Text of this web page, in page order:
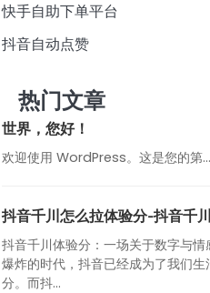
快手自助下单平台
抖音自动点赞
热门文章
世界，您好！
欢迎使用 WordPress。这是您的第…
抖音千川怎么拉体验分-抖音千
抖音千川体验分：一场关于数字与
爆炸的时代，抖音已经成为了我们
分。而抖...